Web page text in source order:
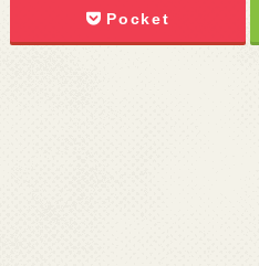
Pocket